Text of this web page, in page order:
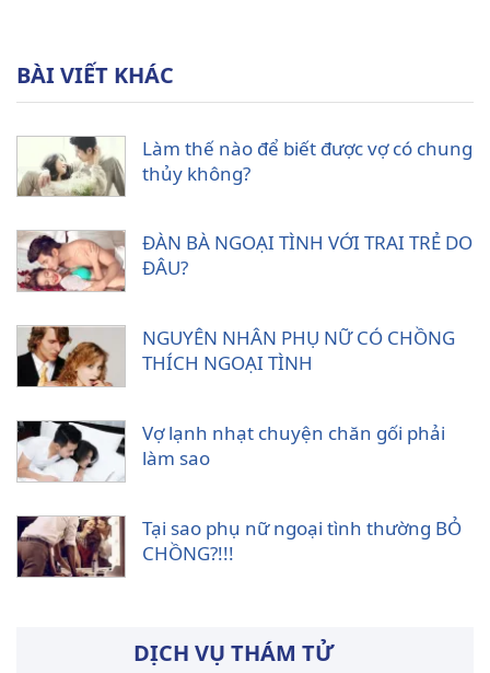
BÀI VIẾT KHÁC
Làm thế nào để biết được vợ có chung
thủy không?
ĐÀN BÀ NGOẠI TÌNH VỚI TRAI TRẺ DO
ĐÂU?
NGUYÊN NHÂN PHỤ NỮ CÓ CHỒNG
THÍCH NGOẠI TÌNH
Vợ lạnh nhạt chuyện chăn gối phải
làm sao
Tại sao phụ nữ ngoại tình thường BỎ
CHỒNG?!!!
DỊCH VỤ THÁM TỬ